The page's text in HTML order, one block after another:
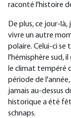
raconté l'histoire
De plus, ce jour-
vivre un autre
polaire. Celui-ci se
l'hémisphère sud,
le climat tempéré
période de l'année,
jamais au-dessus
historique a été
schnaps.